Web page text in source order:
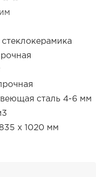
стеклокерамика
сталь 4-6 мм
х 1020 мм